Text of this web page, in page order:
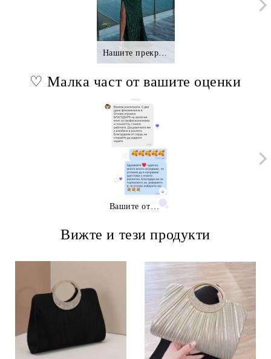
♡ Малка част от вашите оценки
Вижте и тези продукти